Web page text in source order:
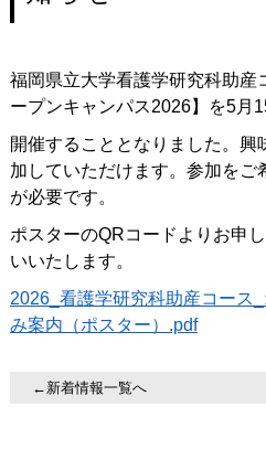
福岡県立大学看護学研究科助産
ープンキャンパス2026】を5月
開催することとなりました。興
加していただけます。参加をご
が必要です。
ポスターのQRコードよりお申
いいたします。
2026_看護学研究科助産コー
み案内（ポスター）.pdf
←新着情報一覧へ